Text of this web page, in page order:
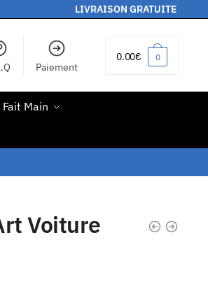
LIVRAISON GRATUITE
Paiement
0.00€ 0
Main
Voiture